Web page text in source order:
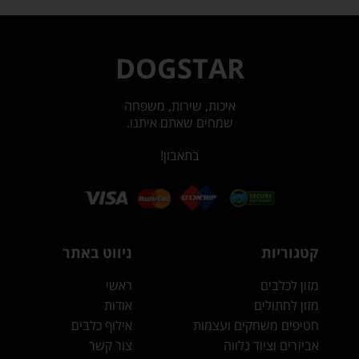
DOGSTAR
איכות, שירות, משפחה
שמחים שאתם איתנו.
בתאבון!
קטגוריות
מזון לכלבים
מזון לחתולים
חטיפים משחקים ועצמות
אביזרים וציוד נלווה
ניווט באתר
ראשי
אודות
אילוף כלבים
צור קשר